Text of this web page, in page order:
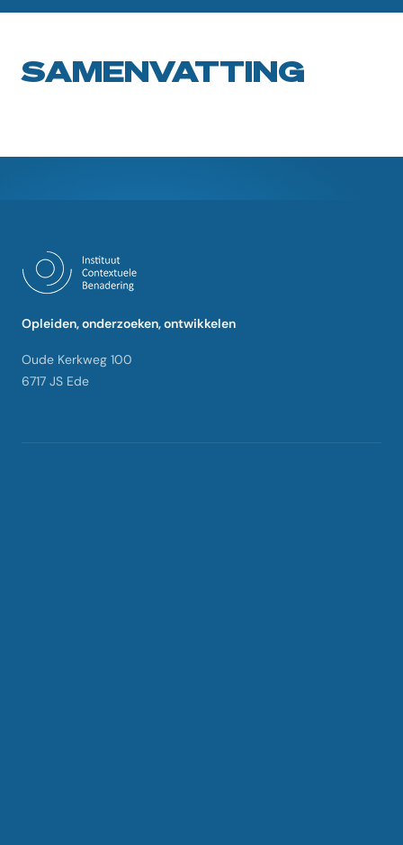
SAMENVATTING
Opleiden, onderzoeken, ontwikkelen
Oude Kerkweg 100
6717 JS Ede